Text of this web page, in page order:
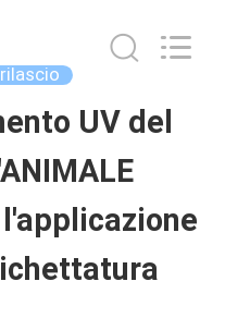
UV del
l'applicazione